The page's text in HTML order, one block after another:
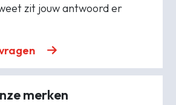
zit jouw antwoord er
merken